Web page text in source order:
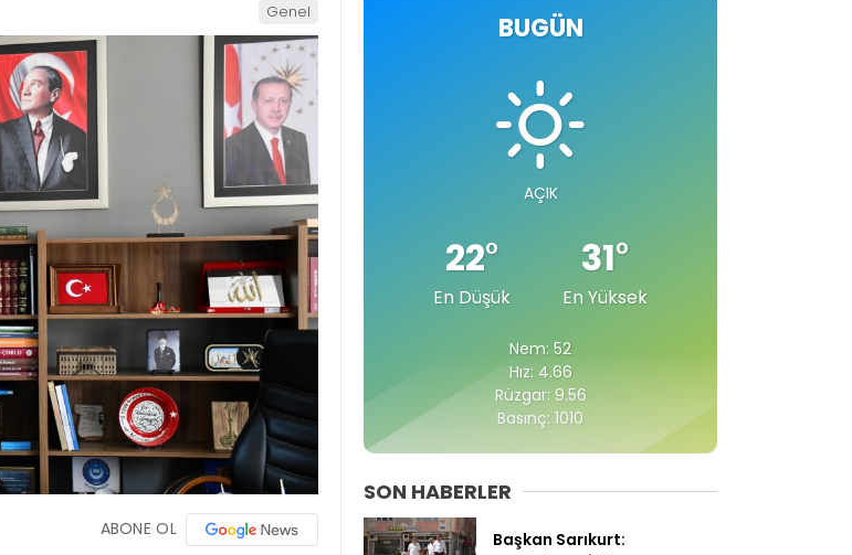
Genel
ABONE OL
BUGÜN
AÇIK
22°
En Düşük
31°
En Yüksek
Nem: 52
Hız: 4.66
Rüzgar: 9.56
Basınç: 1010
SON HABERLER
Başkan Sarıkurt: